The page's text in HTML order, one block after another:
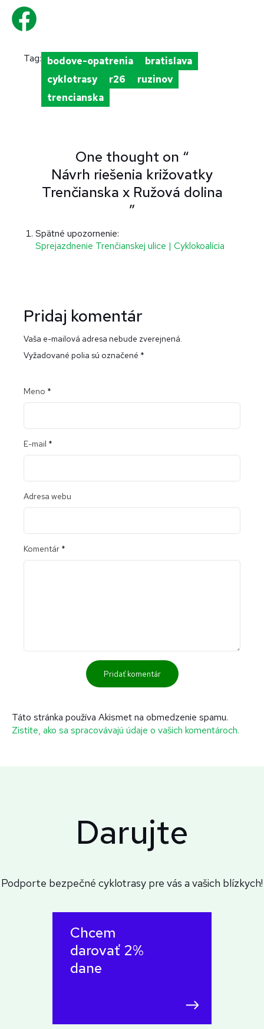
Tag: bodove-opatrenia
bratislava
cyklotrasy
r26
ruzinov
trencianska
One thought on “
Návrh riešenia križovatky
Trenčianska x Ružová dolina
”
Spätné upozornenie:
Sprejazdnenie Trenčianskej ulice | Cyklokoalícia
Pridaj komentár
Vaša e-mailová adresa nebude zverejnená.
Vyžadované polia sú označené *
Komentár *
Meno *
E-mail *
Adresa webu
Táto stránka používa Akismet na obmedzenie spamu.
Zistite, ako sa spracovávajú údaje o vašich komentároch.
Darujte
Podporte bezpečné cyklotrasy pre vás a vašich blízkych!
Chcem
darovať 2%
dane